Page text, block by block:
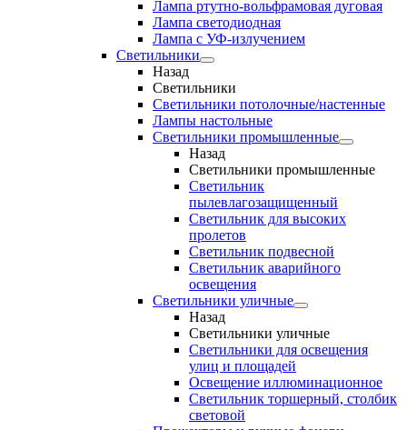
Лампа ртутно-вольфрамовая дуговая
Лампа светодиодная
Лампа с УФ-излучением
Светильники
Назад
Светильники
Светильники потолочные/настенные
Лампы настольные
Светильники промышленные
Назад
Светильники промышленные
Светильник
пылевлагозащищенный
Светильник для высоких
пролетов
Светильник подвесной
Светильник аварийного
освещения
Светильники уличные
Назад
Светильники уличные
Светильники для освещения
улиц и площадей
Освещение иллюминационное
Светильник торшерный, столбик
световой